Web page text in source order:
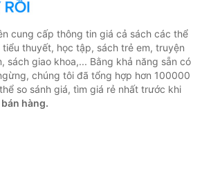
cung cấp thông tin giá cả sách các thể
tiểu thuyết, học tập, sách trẻ em, truyện
sách giao khoa,... Bằng khả năng sẵn có
chúng tôi đã tổng hợp hơn 100000
so sánh giá, tìm giá rẻ nhất trước khi
hàng.